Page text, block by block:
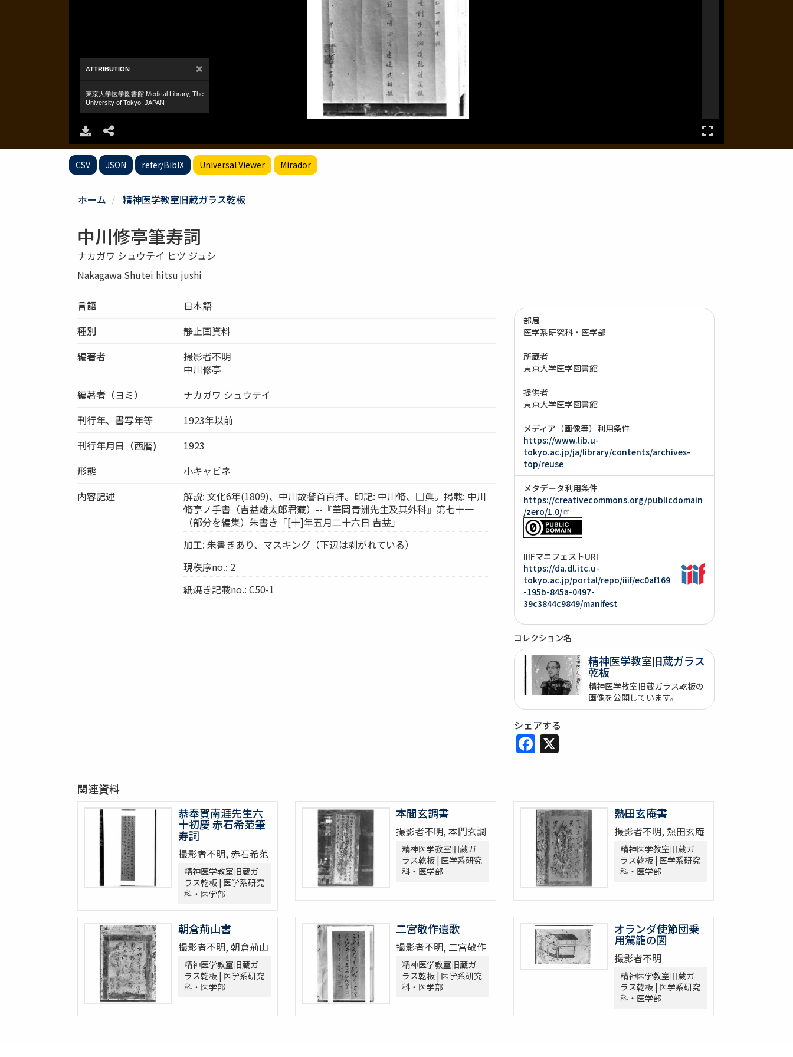
CSV JSON refer/BibIX Universal Viewer Mirador
ホーム 精神医学教室旧蔵ガラス乾板
中川修亭筆寿詞
ナカガワ シュウテイ ヒツ ジュシ
Nakagawa Shutei hitsu jushi
言語
日本語
種別
静止画資料
編著者
撮影者不明
中川修亭
編著者（ヨミ）
ナカガワ シュウテイ
刊行年、書写年等
1923年以前
刊行年月日（西暦)
1923
形態
小キャビネ
内容記述
解説: 文化6年(1809)、中川故諬首百拝。印記: 中川脩、□眞。掲載: 中川
脩亭ノ手書（吉益雄太郎君藏）--『華岡青洲先生及其外科』第七十一
（部分を編集）朱書き「[十]年五月二十六日 吉益」
加工: 朱書きあり、マスキング（下辺は剥がれている）
現秩序no.: 2
紙焼き記載no.: C50-1
部局
医学系研究科・医学部
所蔵者
東京大学医学図書館
提供者
東京大学医学図書館
メディア（画像等）利用条件
https://www.lib.u-
tokyo.ac.jp/ja/library/contents/archives-
top/reuse
メタデータ利用条件
https://creativecommons.org/publicdomain
/zero/1.0/
IIIFマニフェストURI
https://da.dl.itc.u-
tokyo.ac.jp/portal/repo/iiif/ec0af169
-195b-845a-0497-
39c3844c9849/manifest
コレクション名
精神医学教室旧蔵ガラス
乾板
精神医学教室旧蔵ガラス乾板の
画像を公開しています。
シェアする
Facebook
X
関連資料
恭奉賀南涯先生六
十初慶 赤石希范筆
寿詞
撮影者不明, 赤石希范
精神医学教室旧蔵ガ
ラス乾板 | 医学系研究
科・医学部
本間玄調書
撮影者不明, 本間玄調
精神医学教室旧蔵ガ
ラス乾板 | 医学系研究
科・医学部
熱田玄庵書
撮影者不明, 熱田玄庵
精神医学教室旧蔵ガ
ラス乾板 | 医学系研究
科・医学部
朝倉荊山書
撮影者不明, 朝倉荊山
精神医学教室旧蔵ガ
ラス乾板 | 医学系研究
科・医学部
二宮敬作遺歌
撮影者不明, 二宮敬作
精神医学教室旧蔵ガ
ラス乾板 | 医学系研究
科・医学部
オランダ使節団乗
用駕籠の図
撮影者不明
精神医学教室旧蔵ガ
ラス乾板 | 医学系研究
科・医学部